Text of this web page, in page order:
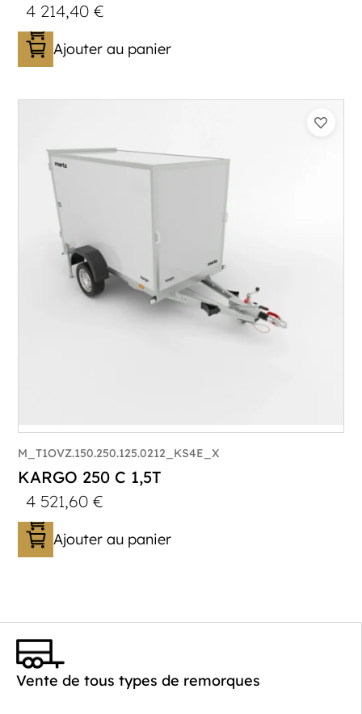
PTAC :800-1300
Poids à vide (kg) :
Longueur utile (mm) :
Plancher :
Plancher en contreplaqué massif
4 214,40€
Ajouter au panier
PTAC :
Poids à vide (kg) : 330
M_T1OVZ.150.250.125.0212_KS4E_X
KARGO 250 C 1,5T
4 521,60€
Ajouter au panier
Vente de tous types de remorques